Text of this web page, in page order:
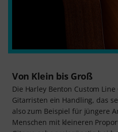
Von Klein bis Groß
Die Harley Benton Custom Line
Gitarristen ein Handling, das
also zum Beispiel für jüngere
Menschen mit kleineren